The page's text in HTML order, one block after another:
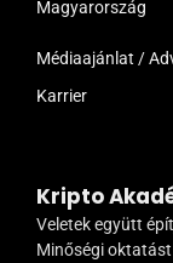
Magyarország
Médiaajánlat /
Karrier
Kripto
Veletek együtt
Minőségi